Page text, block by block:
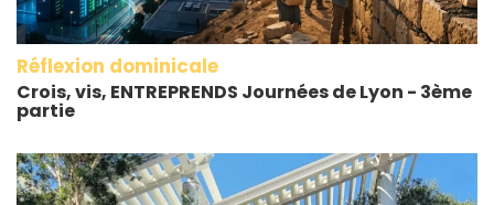
Réflexion dominicale
Crois, vis, ENTREPRENDS Journées de Lyon - 3ème
partie